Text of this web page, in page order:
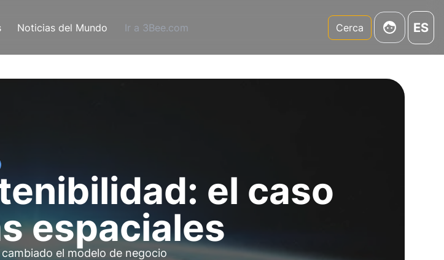
Noticias del Mundo Ir a 3Bee.com Cerca ES
el caso
espaciales
el modelo de negocio